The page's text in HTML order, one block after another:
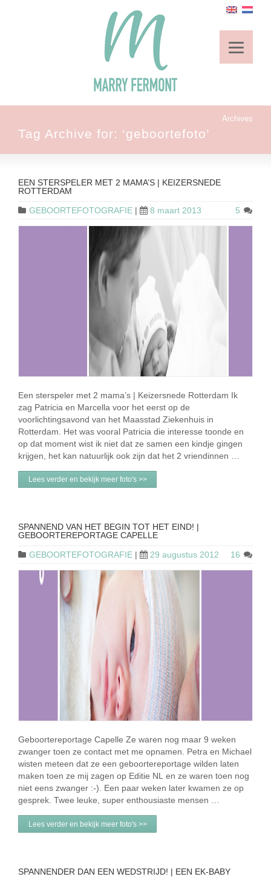
Archives
Tag Archive for: ‘geboortefoto’
EEN STERSPELER MET 2 MAMA’S | KEIZERSNEDE
ROTTERDAM
GEBOORTEFOTOGRAFIE | 8 maart 2013 5
Een sterspeler met 2 mama’s | Keizersnede Rotterdam Ik
zag Patricia en Marcella voor het eerst op de
voorlichtingsavond van het Maasstad Ziekenhuis in
Rotterdam. Het was vooral Patricia die interesse toonde en
op dat moment wist ik niet dat ze samen een kindje gingen
krijgen, het kan natuurlijk ook zijn dat het 2 vriendinnen …
Lees verder en bekijk meer foto's >>
SPANNEND VAN HET BEGIN TOT HET EIND! |
GEBOORTEREPORTAGE CAPELLE
GEBOORTEFOTOGRAFIE | 29 augustus 2012 16
Geboortereportage Capelle Ze waren nog maar 9 weken
zwanger toen ze contact met me opnamen. Petra en Michael
wisten meteen dat ze een geboortereportage wilden laten
maken toen ze mij zagen op Editie NL en ze waren toen nog
niet eens zwanger :-). Een paar weken later kwamen ze op
gesprek. Twee leuke, super enthousiaste mensen …
Lees verder en bekijk meer foto's >>
SPANNENDER DAN EEN WEDSTRIJD! | EEN EK-BABY